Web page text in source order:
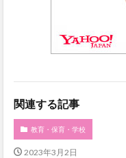
関連する記事
教育・保育・学校
2023年3月2日